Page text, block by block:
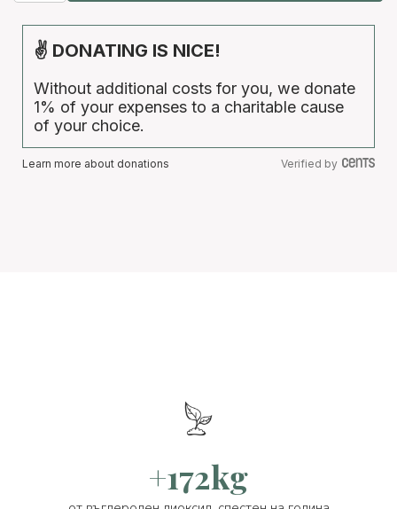
✌ DONATING IS NICE!
Without additional costs for you, we donate
1% of your expenses to a charitable cause
of your choice.
Learn more about donations Verified by
+172kg